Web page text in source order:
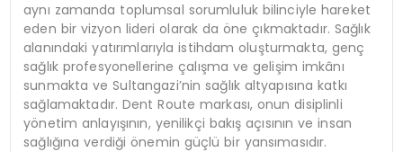
aynı zamanda toplumsal sorumluluk bilinciyle hareket
eden bir vizyon lideri olarak da öne çıkmaktadır. Sağlık
alanındaki yatırımlarıyla istihdam oluşturmakta, genç
sağlık profesyonellerine çalışma ve gelişim imkânı
sunmakta ve Sultangazi’nin sağlık altyapısına katkı
sağlamaktadır. Dent Route markası, onun disiplinli
yönetim anlayışının, yenilikçi bakış açısının ve insan
sağlığına verdiği önemin güçlü bir yansımasıdır.